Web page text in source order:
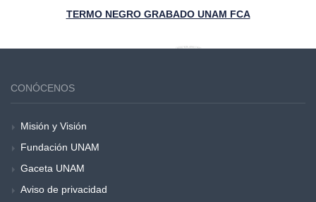
TERMO NEGRO GRABADO UNAM FCA
CONÓCENOS
Misión y Visión
Fundación UNAM
Gaceta UNAM
Aviso de privacidad